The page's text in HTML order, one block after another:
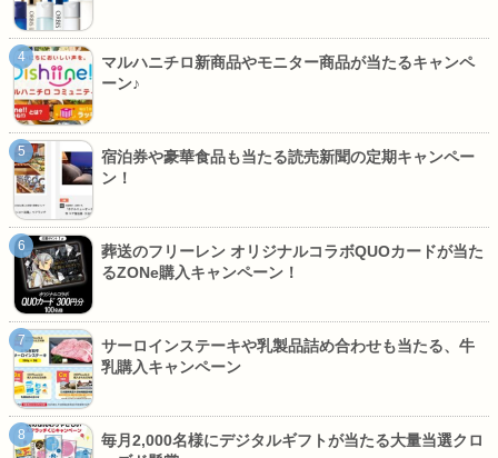
マルハニチロ新商品やモニター商品が当たるキャンペ
ーン♪
宿泊券や豪華食品も当たる読売新聞の定期キャンペー
ン！
葬送のフリーレン オリジナルコラボQUOカードが当た
るZONe購入キャンペーン！
サーロインステーキや乳製品詰め合わせも当たる、牛
乳購入キャンペーン
毎月2,000名様にデジタルギフトが当たる大量当選クロ